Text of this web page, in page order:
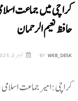
کراچی میں جماعت
حافظ نعیم الرحمان
BY WEB_DESK نومبر 2, 2025
کراچی:امیر جماعت